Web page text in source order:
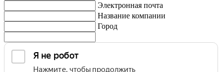
Электронная почта
Название компании
Город